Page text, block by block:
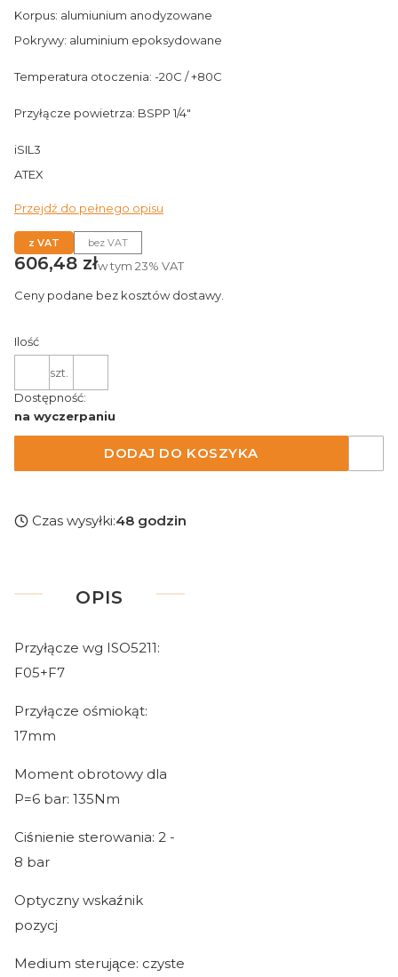
Korpus: alumiunium anodyzowane
Pokrywy: aluminium epoksydowane
Temperatura otoczenia: -20C / +80C
Przyłącze powietrza: BSPP 1/4"
iSIL3
ATEX
Przejdź do pełnego opisu
z VAT bez VAT
Cena
606,48 złw tym 23% VAT
Ceny podane bez kosztów dostawy.
Ilość
szt.
Dostępność:
na wyczerpaniu
DODAJ DO KOSZYKA
Czas wysyłki:48 godzin
OPIS
Przyłącze wg ISO5211:
F05+F7
Przyłącze ośmiokąt:
17mm
Moment obrotowy dla
P=6 bar: 135Nm
Ciśnienie sterowania: 2 -
8 bar
Optyczny wskaźnik
pozycj
Medium sterujące: czyste